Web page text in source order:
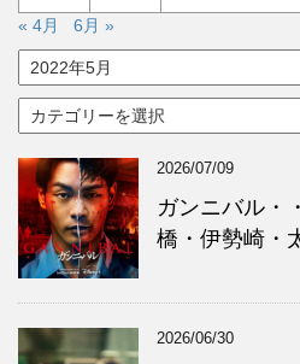
« 4月
6月 »
ア
ー
カ
イ
ブ
カ
テ
ゴ
ー
2026/07/09
ガンニバル・
橋・伊勢崎・
2026/06/30